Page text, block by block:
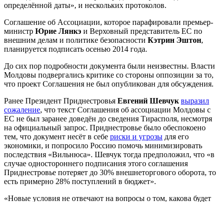
определённой даты», и нескольких протоколов.
Соглашение об Ассоциации, которое парафировали премьер-
министр Юрие Лянкэ и Верховный представитель ЕС по
внешним делам и политике безопасности Кэтрин Эштон,
планируется подписать осенью 2014 года.
До сих пор подробности документа были неизвестны. Власти
Молдовы подвергались критике со стороны оппозиции за то,
что проект Соглашения не был опубликован для обсуждения.
Ранее Президент Приднестровья Евгений Шевчук выразил
сожаление, что текст Соглашения об ассоциации Молдовы с
ЕС не был заранее доведён до сведения Тирасполя, несмотря
на официальный запрос. Приднестровье было обеспокоено
тем, что документ несёт в себе риски и угрозы для его
экономики, и попросило Россию помочь минимизировать
последствия «Вильнюса». Шевчук тогда предположил, что «в
случае одностороннего подписания этого соглашения
Приднестровье потеряет до 30% внешнеторгового оборота, то
есть примерно 28% поступлений в бюджет».
«Новые условия не отвечают на вопросы о том, какова будет